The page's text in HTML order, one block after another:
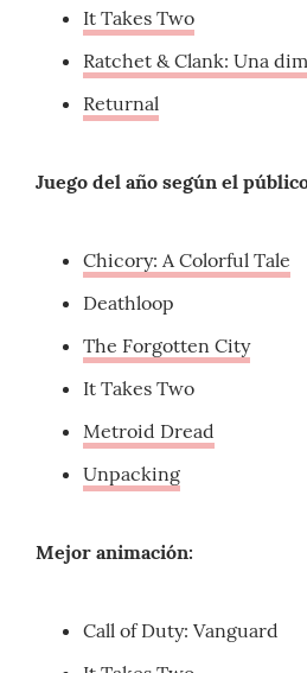
It Takes Two
Ratchet & Clank: Una
Returnal
Juego del año según el
Chicory: A Colorful Tale
Deathloop
The Forgotten City
It Takes Two
Metroid Dread
Unpacking
Mejor animación:
Call of Duty: Vanguard